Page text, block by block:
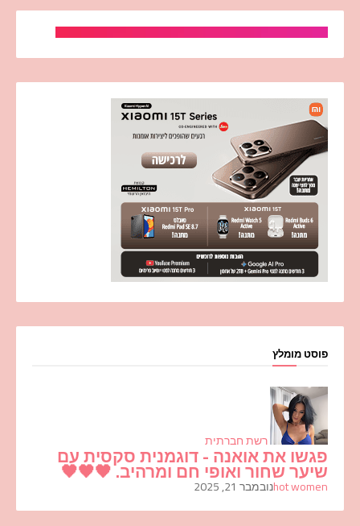
פוסט מומלץ
רשת חברתית
פגשו את אואנה - דוגמנית סקסית עם
שיער שחור ואופי חם ומרהיב. 🖤🖤🖤
hot womenנובמבר 21, 2025